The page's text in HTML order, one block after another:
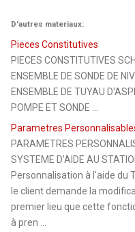
D'autres materiaux:
Pieces Constitutives
PIECES CONSTITUTIVES
ENSEMBLE DE SONDE DE
ENSEMBLE DE TUYAU
POMPE ET SONDE ...
Parametres
PARAMETRES
SYSTEME D'AIDE AU
Personnalisation à l'aide du
le client demande la
premier lieu que cette
à pren ...